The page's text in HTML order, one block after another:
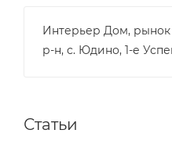
Интерьер Дом,
р-н, с. Юдино, 1-е
Статьи